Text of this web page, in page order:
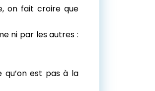
on fait croire que
ni par les autres :
qu’on est pas à la